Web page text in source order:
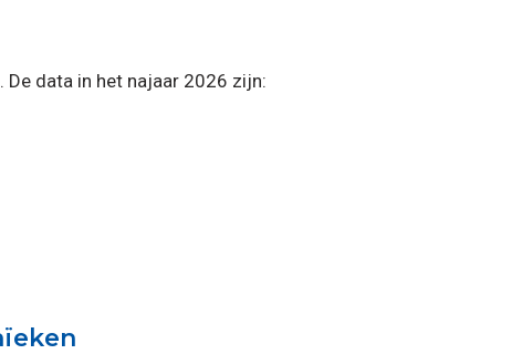
data in het najaar 2026 zijn: